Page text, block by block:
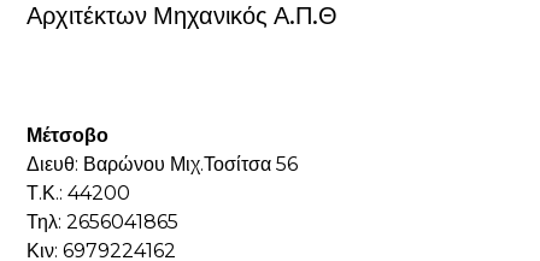
Αρχιτέκτων Μηχανικός Α.Π.Θ
Μέτσοβο
Διευθ: Βαρώνου Μιχ.Τοσίτσα 56
Τ.Κ.: 44200
Τηλ: 2656041865
Κιν: 6979224162